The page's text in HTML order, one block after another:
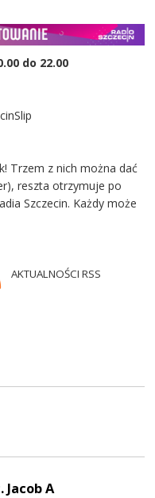
do 22.00
Trzem z nich można dać
reszta otrzymuje po
Szczecin. Każdy może
AKTUALNOŚCI RSS
A